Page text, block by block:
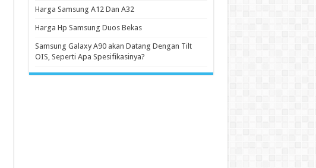
Harga Samsung A12 Dan A32
Harga Hp Samsung Duos Bekas
Samsung Galaxy A90 akan Datang Dengan Tilt
OIS, Seperti Apa Spesifikasinya?